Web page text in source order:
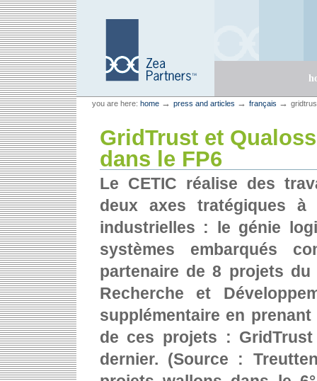
Skip
to
content.
Skip
to
navigation
Zea Partners
Personal
tools
you are here: home → press and articles → français →
GridTrust et
dans le FP6
Le CETIC réalise des
deux axes tratégiques à
industrielles : le génie
systèmes embarqués
partenaire de 8 projets du
Recherche et
supplémentaire en
de ces projets :
dernier. (Source :